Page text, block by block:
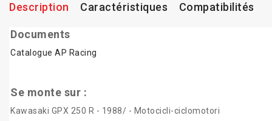
Description Caractéristiques Compatibilités
Documents
Catalogue AP Racing
Se monte sur :
Kawasaki GPX 250 R - 1988/ - Motocicli-ciclomotori